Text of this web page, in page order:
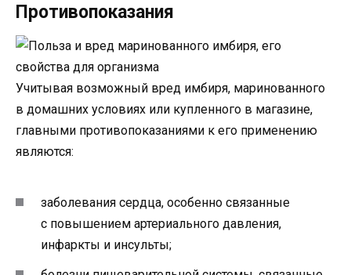
Противопоказания
Учитывая возможный вред имбиря, маринованного
в домашних условиях или купленного в магазине,
главными противопоказаниями к его применению
являются:
заболевания сердца, особенно связанные
с повышением артериального давления,
инфаркты и инсульты;